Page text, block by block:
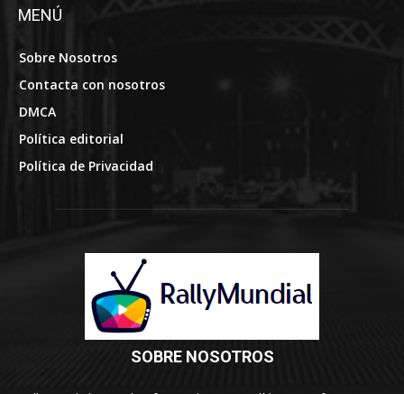
MENÚ
Sobre Nosotros
Contacta con nosotros
DMCA
Política editorial
Política de Privacidad
SOBRE NOSOTROS